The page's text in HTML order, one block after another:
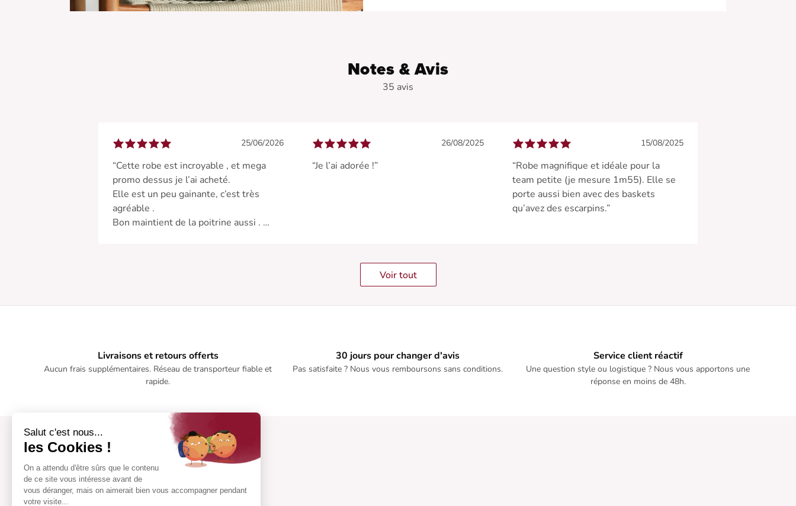
Salut c'est nous...
les Cookies !
On a attendu d'être sûrs que le contenu
de ce site vous intéresse avant de
vous déranger, mais on aimerait bien vous accompagner pendant
votre visite...
Notes & Avis
35 avis
25/06/2026
“Cette robe est incroyable , et mega
promo dessus je l’ai acheté.
Elle est un peu gainante, c’est très
agréable .
Bon maintient de la poitrine aussi .
26/08/2025
“Je l’ai adorée !”
15/08/2025
“Robe magnifique et idéale pour la
team petite (je mesure 1m55). Elle se
porte aussi bien avec des baskets
qu’avez des escarpins.”
Voir tout
Livraisons et retours offerts
Aucun frais supplémentaires. Réseau de transporteur fiable et
rapide.
30 jours pour changer d'avis
Pas satisfaite ? Nous vous remboursons sans conditions.
Service client réactif
Une question style ou logistique ? Nous vous apportons une
réponse en moins de 48h.